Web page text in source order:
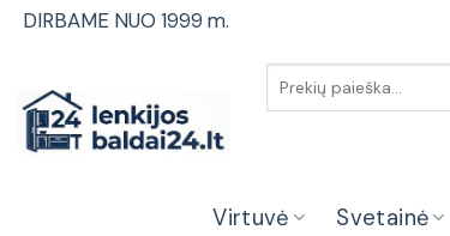
SkipDIRBAME NUO 1999 m.
Virtuvė Svetainė